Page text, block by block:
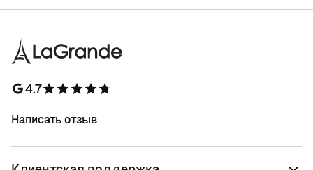
4.7
Написать отзыв